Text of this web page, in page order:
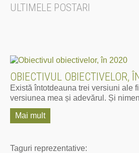
ULTIMELE POSTARI
OBIECTIVUL OBIECTIVELOR,
Există întotdeauna trei versiuni ale
versiunea mea și adevărul. Și
Mai mult
Taguri reprezentative: